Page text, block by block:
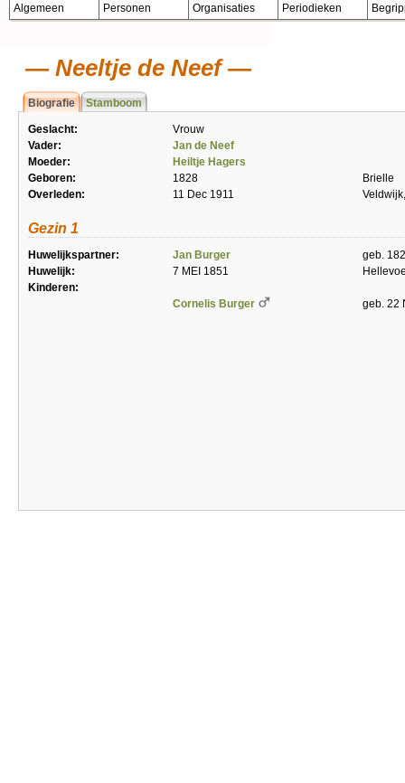
Algemeen Personen Organisaties Periodieken
Neeltje de Neef
Biografie Stamboom
Geslacht:
Vrouw
Vader:
Jan de Neef
Moeder:
Heiltje Hagers
Geboren:
1828
Brielle
Overleden:
11 Dec 1911
Gezin 1
Huwelijkspartner: Jan Burger
geb.
Huwelijk:
7 MEI 1851
Kinderen:
Cornelis Burger
geb. 22